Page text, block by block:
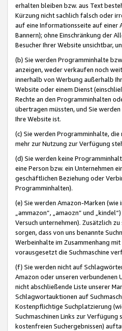
erhalten bleiben bzw. aus Text
Kürzung nicht sachlich falsch oder
auf eine Informationsseite auf einer
Bannern); ohne Einschränkung der
Besucher Ihrer Website unsichtbar,
(b) Sie werden Programminhalte
anzeigen, weder verkaufen noch
innerhalb von Werbung außerhalb
Website oder einem Dienst
Rechte an den Programminhalten
übertragen müssten, und Sie
Ihre Website ist.
(c) Sie werden Programminhalte,
mehr zur Nutzung zur Verfügung
(d) Sie werden keine
eine Person bzw. ein Unternehmen
geschäftlichen Beziehung oder
Programminhalten).
(e) Sie werden Amazon-Marken (wie
„ammazon“, „amaozn“ und
Versuch unternehmen). Zusätzlich
sorgen, dass von uns benannte
Werbeinhalte im Zusammenhang
vorausgesetzt die Suchmaschine
(f) Sie werden nicht auf
Amazon oder unseren verbundenen
nicht abschließende Liste unserer
Schlagwortauktionen auf
Kostenpflichtige Suchplatzierung
Suchmaschinen Links zur
kostenfreien Suchergebnissen)